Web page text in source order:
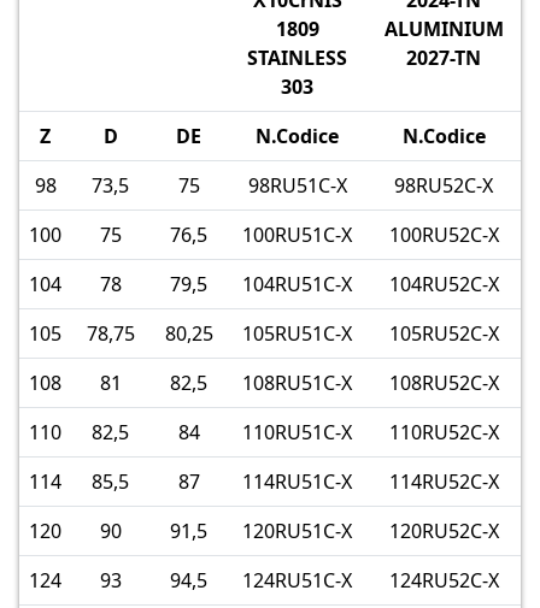
1809
STAINLESS
303
ALUMINIUM
2027-TN
Z D DE N.Codice
N.Codice
98
73,5 75 98RU51C-X
98RU52C-X
100
75 76,5 100RU51C-X
100RU52C-X
104
78 79,5 104RU51C-X
104RU52C-X
105
78,75 80,25 105RU51C-X
105RU52C-X
108
81 82,5 108RU51C-X
108RU52C-X
110
82,5 84 110RU51C-X
110RU52C-X
114
85,5 87 114RU51C-X
114RU52C-X
120
90 91,5 120RU51C-X
120RU52C-X
124
93 94,5 124RU51C-X
124RU52C-X